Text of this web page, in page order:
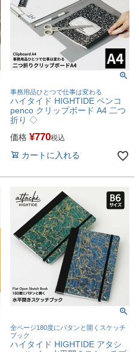
事務用品ひとつで仕事は変わる
ハイタイド HIGHTIDE ペンコ
penco クリップボード A4 二つ
折り ◇
価格 ¥770税込
カートに入れる
全ページ180度にパタンと開くスケッチ
ブック
ハイタイド HIGHTIDE アタシ